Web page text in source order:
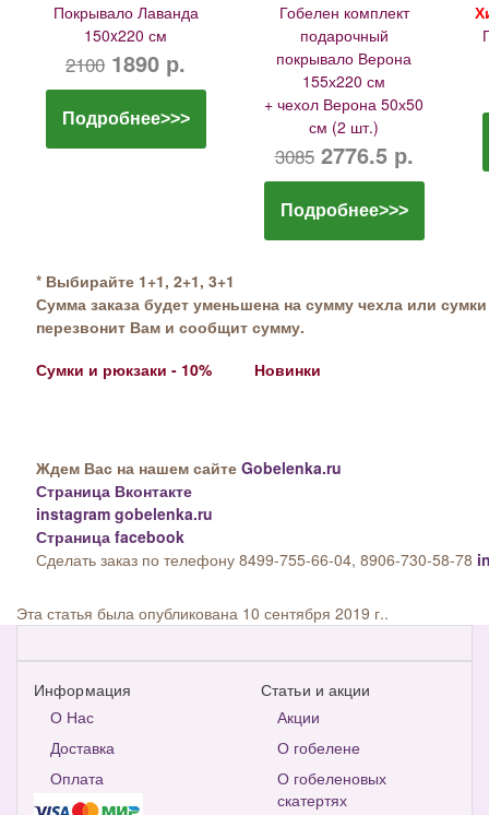
Покрывало Лаванда
150x220 см
2100 1890 р.
Подробнее>>>
Гобелен комплект
подарочный
покрывало Верона
155х220 см
+ чехол Верона 50х50
см (2 шт.)
3085 2776.5 р.
Подробнее>>>
* Выбирайте 1+1, 2+1, 3+1
Сумма заказа будет уменьшена на сумму чехла или
перезвонит Вам и сообщит сумму.
Сумки и рюкзаки - 10%
Новинки
Ждем Вас на нашем сайте Gobelenka.ru
Страница Вконтакте
instagram gobelenka.ru
Страница facebook
Сделать заказ по телефону 8499-755-66-04, 8906-730-58-78
Эта статья была опубликована 10 сентября 2019 г..
Информация
О Нас
Доставка
Оплата
Статьи и акции
Акции
О гобелене
О гобеленовых
скатертях